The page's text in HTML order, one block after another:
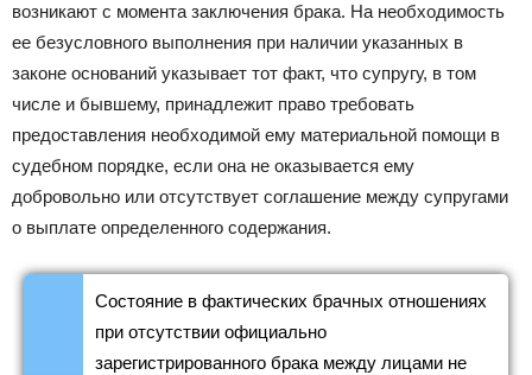
возникают с момента заключения брака. На необходимость
ее безусловного выполнения при наличии указанных в
законе оснований указывает тот факт, что супругу, в том
числе и бывшему, принадлежит право требовать
предоставления необходимой ему материальной помощи в
судебном порядке, если она не оказывается ему
добровольно или отсутствует соглашение между супругами
о выплате определенного содержания.
Состояние в фактических брачных отношениях
при отсутствии официально
зарегистрированного брака между лицами не